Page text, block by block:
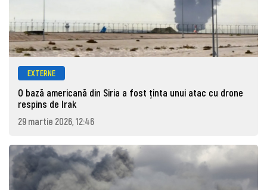
EXTERNE
O bază americană din Siria a fost ținta unui atac cu drone
respins de Irak
29 martie 2026, 12:46